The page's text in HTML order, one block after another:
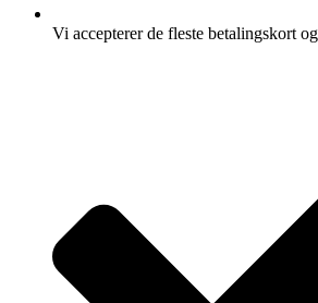
Vi accepterer de fleste betalingskort